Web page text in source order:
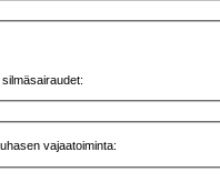
vajaatoiminta: